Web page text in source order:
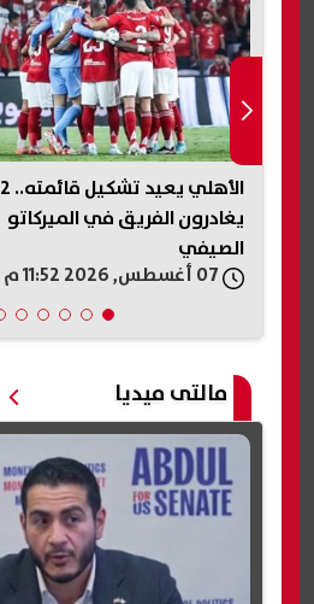
يغادرون الفريق في الميركاتو
الصيفي
مالتى ميديا